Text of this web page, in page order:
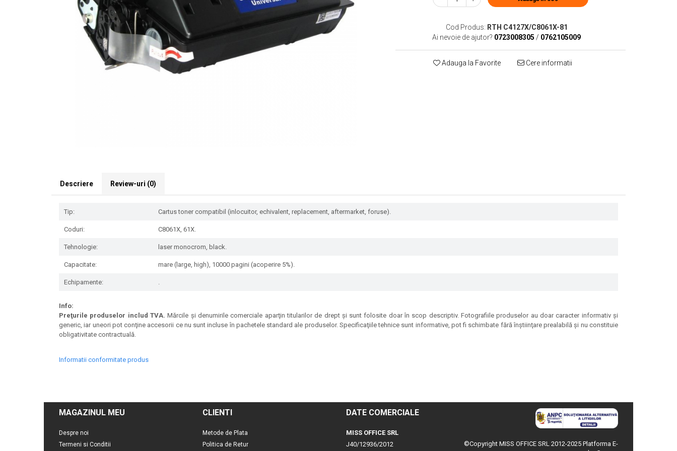
Cod Produs: RTH C4127X/C8061X-81
Ai nevoie de ajutor? 0723008305 / 0762105009
Adauga la Favorite Cere informatii
Descriere Review-uri (0)
Tip: Cartus toner compatibil (inlocuitor, echivalent, replacement, aftermarket, foruse).
Coduri: C8061X, 61X.
Tehnologie: laser monocrom, black.
Capacitate: mare (large, high), 10000 pagini (acoperire 5%).
Echipamente: .
Info:
Preţurile produselor includ TVA. Mărcile şi denumirile comerciale aparţin titularilor de drept şi sunt folosite doar în scop descriptiv. Fotografiile produselor au doar caracter informativ şi
generic, iar uneori pot conţine accesorii ce nu sunt incluse în pachetele standard ale produselor. Specificaţiile tehnice sunt informative, pot fi schimbate fără înştiinţare prealabilă şi nu constituie
obligativitate contractuală.
Informatii conformitate produs
MAGAZINUL MEU
Despre noi
Termeni si Conditii
CLIENTI
Metode de Plata
Politica de Retur
DATE COMERCIALE
MISS OFFICE SRL
J40/12936/2012
©Copyright MISS OFFICE SRL 2012-2025 Platforma E-